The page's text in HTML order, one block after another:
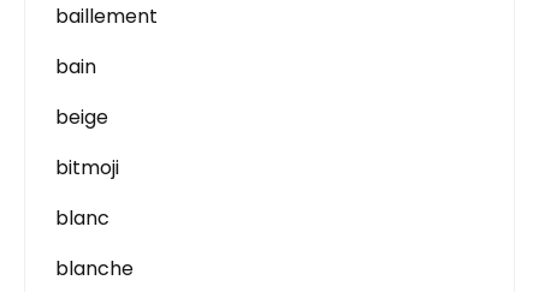
baillement
bain
beige
bitmoji
blanc
blanche